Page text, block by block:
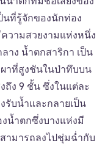
นที่รู้จักของนักท่อง
วามสวยงามแห่งหนึ่ง
าง น้ำตกสาริกา เป็น
าที่สูงชันในป่าทึบบน
ถึง 9 ชั้น ซึ่งในแต่ละ
บน้ำและกลายเป็น
น้ำตกซึ่งบางแห่งมี
ามารถลงไปชุ่มฉ่ำกับ